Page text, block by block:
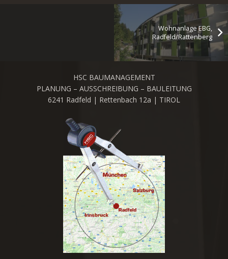
Wohnanlage EBG,
Radfeld/Rattenberg
HSC BAUMANAGEMENT
PLANUNG – AUSSCHREIBUNG – BAULEITUNG
6241 Radfeld | Rettenbach 12a | TIROL